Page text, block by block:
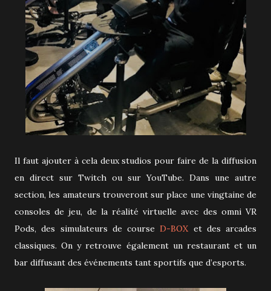
Il faut ajouter à cela deux studios pour faire de la diffusion
en direct sur Twitch ou sur YouTube. Dans une autre
section, les amateurs trouveront sur place une vingtaine de
consoles de jeu, de la réalité virtuelle avec des omni VR
Pods, des simulateurs de course D-BOXet des arcades
classiques. On y retrouve également un restaurant et un
bar diffusant des événements tant sportifs que d’esports.